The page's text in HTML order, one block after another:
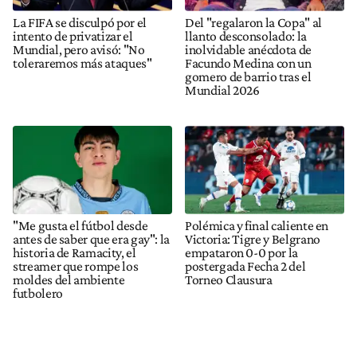
La FIFA se disculpó por el
intento de privatizar el
Mundial, pero avisó: "No
toleraremos más ataques"
Del "regalaron la Copa" al
llanto desconsolado: la
inolvidable anécdota de
Facundo Medina con un
gomero de barrio tras el
Mundial 2026
"Me gusta el fútbol desde
antes de saber que era gay": la
historia de Ramacity, el
streamer que rompe los
moldes del ambiente
futbolero
Polémica y final caliente en
Victoria: Tigre y Belgrano
empataron 0-0 por la
postergada Fecha 2 del
Torneo Clausura